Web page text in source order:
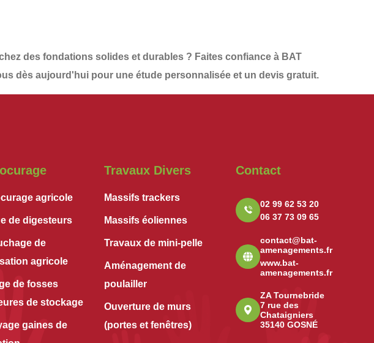
des fondations solides et durables ? Faites confiance à BAT
dès aujourd'hui pour une étude personnalisée et un devis gratuit.
agricole
de digesteurs
de
agricole
de fosses
de stockage
gaines de
Travaux Divers
Massifs trackers
Massifs éoliennes
Travaux de mini-pelle
Aménagement de
poulailler
Ouverture de murs
(portes et fenêtres)
Contact
02 99 62 53 20
06 37 73 09 65
contact@bat-
amenagements.fr
www.bat-
amenagements.fr
ZA Tournebride
7 rue des
Chataigniers
35140 GOSNÉ